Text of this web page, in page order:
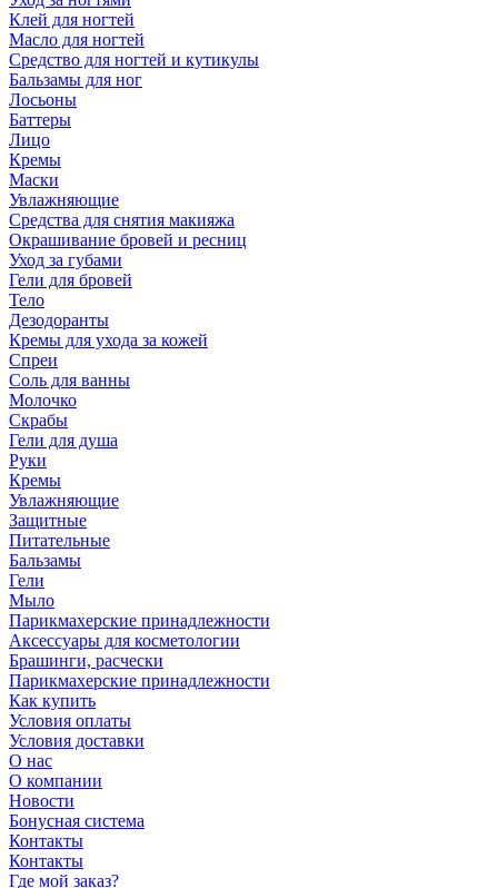
Клей для ногтей
Масло для ногтей
Средство для ногтей и кутикулы
Бальзамы для ног
Лосьоны
Баттеры
Лицо
Кремы
Маски
Увлажняющие
Средства для снятия макияжа
Окрашивание бровей и ресниц
Уход за губами
Гели для бровей
Тело
Дезодоранты
Кремы для ухода за кожей
Спреи
Соль для ванны
Молочко
Скрабы
Гели для душа
Руки
Кремы
Увлажняющие
Защитные
Питательные
Бальзамы
Гели
Мыло
Парикмахерские принадлежности
Аксессуары для косметологии
Брашинги, расчески
Парикмахерские принадлежности
Как купить
Условия оплаты
Условия доставки
О нас
О компании
Новости
Бонусная система
Контакты
Контакты
Где мой заказ?